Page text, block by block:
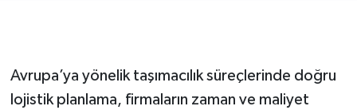
Avrupa’ya yönelik taşımacılık süreçlerinde doğru
lojistik planlama, firmaların zaman ve maliyet